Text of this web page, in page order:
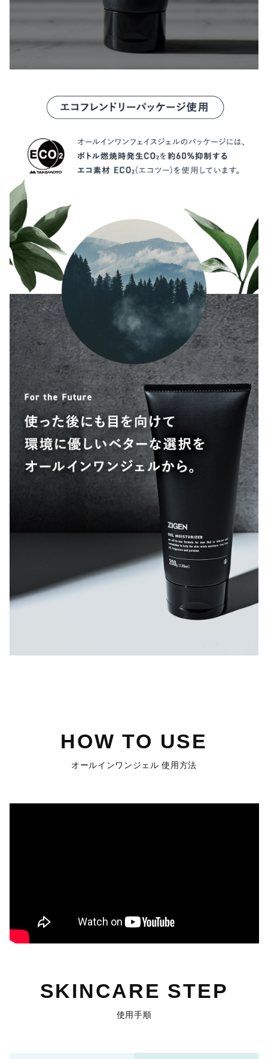
HOW TO USE
オールインワンジェル 使用方法
SKINCARE STEP
使用手順